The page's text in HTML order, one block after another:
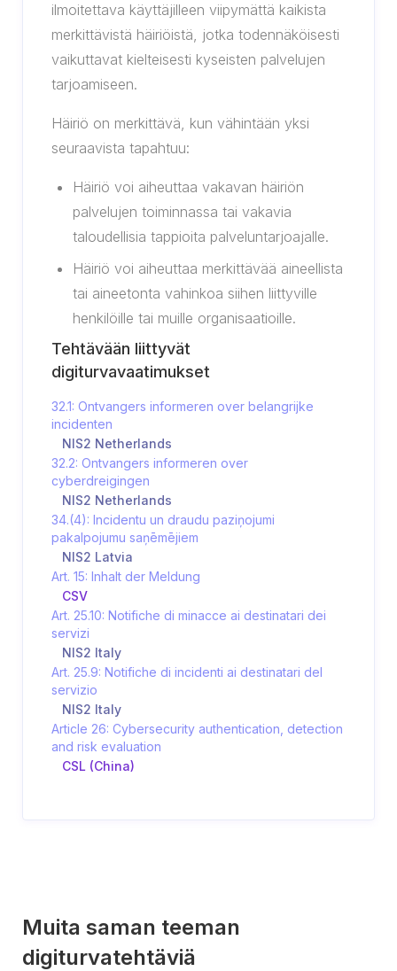
ilmoitettava käyttäjilleen viipymättä kaikista
merkittävistä häiriöistä, jotka todennäköisesti
vaikuttavat kielteisesti kyseisten palvelujen
tarjoamiseen.
Häiriö on merkittävä, kun vähintään yksi
seuraavista tapahtuu:
Häiriö voi aiheuttaa vakavan häiriön
palvelujen toiminnassa tai vakavia
taloudellisia tappioita palveluntarjoajalle.
Häiriö voi aiheuttaa merkittävää aineellista
tai aineetonta vahinkoa siihen liittyville
henkilöille tai muille organisaatioille.
Tehtävään liittyvät
digiturvavaatimukset
32.1: Ontvangers informeren over belangrijke
incidenten
NIS2 Netherlands
32.2: Ontvangers informeren over
cyberdreigingen
NIS2 Netherlands
34.(4): Incidentu un draudu paziņojumi
pakalpojumu saņēmējiem
NIS2 Latvia
Art. 15: Inhalt der Meldung
CSV
Art. 25.10: Notifiche di minacce ai destinatari dei
servizi
NIS2 Italy
Art. 25.9: Notifiche di incidenti ai destinatari del
servizio
NIS2 Italy
Article 26: Cybersecurity authentication, detection
and risk evaluation
CSL (China)
Muita saman teeman
digiturvatehtäviä